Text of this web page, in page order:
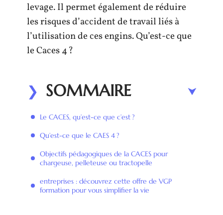
levage. Il permet également de réduire
les risques d’accident de travail liés à
l’utilisation de ces engins. Qu’est-ce que
le Caces 4 ?
SOMMAIRE
Le CACES, qu’est-ce que c’est ?
Qu’est-ce que le CAES 4 ?
Objectifs pédagogiques de la CACES pour
chargeuse, pelleteuse ou tractopelle
entreprises : découvrez cette offre de VGP
formation pour vous simplifier la vie